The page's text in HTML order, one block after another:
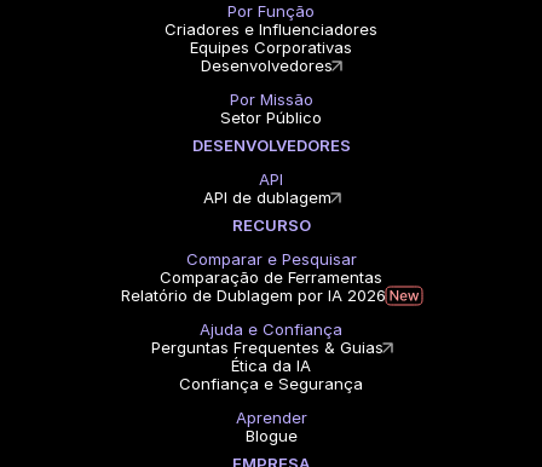
Por Função
Criadores e Influenciadores
Equipes Corporativas
Desenvolvedores
Por Missão
Setor Público
DESENVOLVEDORES
API
API de dublagem
RECURSO
Comparar e Pesquisar
Comparação de Ferramentas
Relatório de Dublagem por IA 2026
Ajuda e Confiança
Perguntas Frequentes & Guias
Ética da IA
Confiança e Segurança
Aprender
Blogue